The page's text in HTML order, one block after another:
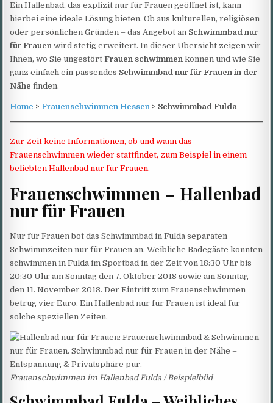
Ein Hallenbad, das explizit nur für Frauen geöffnet ist, kann
hierbei eine ideale Lösung bieten. Ob aus kulturellen, religiösen
oder persönlichen Gründen – das Angebot an Schwimmbad nur
für Frauen wird stetig erweitert. In dieser Übersicht zeigen wir
Ihnen, wo Sie ungestörtFrauen schwimmen können und wie Sie
ganz einfach ein passendes Schwimmbad nur für Frauen in der
Nähe finden.
Home >Frauenschwimmen Hessen > Schwimmbad Fulda
Zur Zeit keine Informationen, ob und wann das
Frauenschwimmen wieder stattfindet, zum Beispiel in einem
beliebten Hallenbad nur für Frauen.
Frauenschwimmen – Hallenbad
nur für Frauen
Nur für Frauen bot das Schwimmbad in Fulda separaten
Schwimmzeiten nur für Frauen an. Weibliche Badegäste konnten
schwimmen in Fulda im Sportbad in der Zeit von 18:30 Uhr bis
20:30 Uhr am Sonntag den 7. Oktober 2018 sowie am Sonntag
den 11. November 2018. Der Eintritt zum Frauenschwimmen
betrug vier Euro. Ein Hallenbad nur für Frauen ist ideal für
solche speziellen Zeiten.
Frauenschwimmen im Hallenbad Fulda / Beispielbild